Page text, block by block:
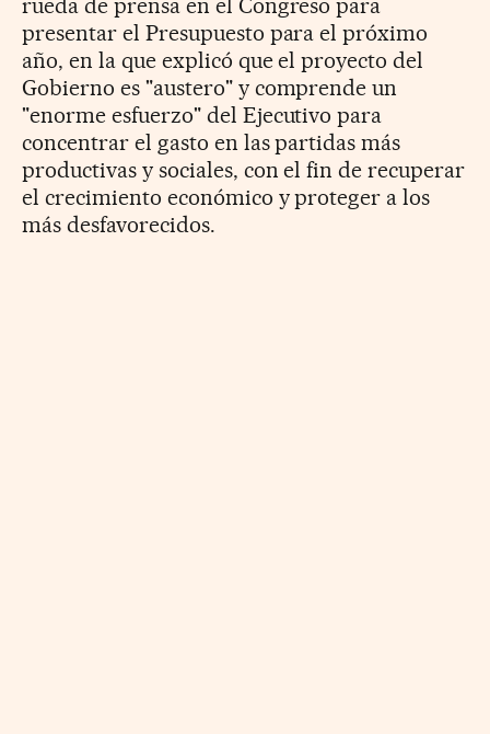
presentar el Presupuesto para el próximo
año, en la que explicó que el proyecto del
Gobierno es "austero" y comprende un
"enorme esfuerzo" del Ejecutivo para
concentrar el gasto en las partidas más
productivas y sociales, con el fin de recuperar
el crecimiento económico y proteger a los
más desfavorecidos.